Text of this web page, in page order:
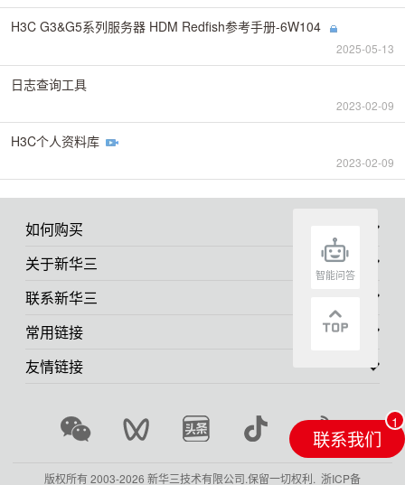
H3C G3&G5系列服务器 HDM Redfish参考手册-6W104
2025-05-13
日志查询工具
2023-02-09
H3C个人资料库
2023-02-09
如何购买
关于新华三
联系新华三
常用链接
友情链接
版权所有 2003-2026 新华三技术有限公司.保留一切权利. 浙ICP备
联系我们
智能问答